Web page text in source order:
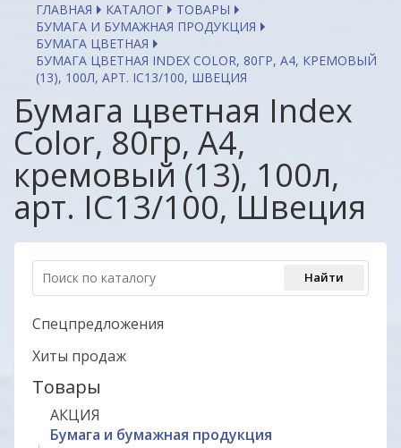
ГЛАВНАЯ КАТАЛОГ
ТОВАРЫ
БУМАГА И БУМАЖНАЯ ПРОДУКЦИЯ
БУМАГА ЦВЕТНАЯ
БУМАГА ЦВЕТНАЯ INDEX COLOR, 80ГР, А4, КРЕМОВЫЙ
(13), 100Л, АРТ. IC13/100, ШВЕЦИЯ
Бумага цветная Index
Color, 80гр, А4,
кремовый (13), 100л,
арт. IC13/100, Швеция
Спецпредложения
Хиты продаж
Товары
АКЦИЯ
Бумага и бумажная продукция